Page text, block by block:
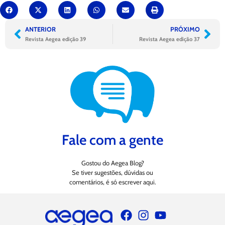
ANTERIOR
Revista Aegea edição 39
PRÓXIMO
Revista Aegea edição 37
Fale com a gente
Gostou do Aegea Blog?
Se tiver sugestões, dúvidas ou
comentários, é só escrever aqui.